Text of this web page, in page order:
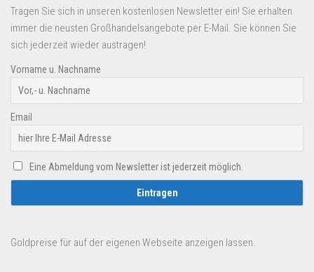
Tragen Sie sich in unseren kostenlosen Newsletter ein! Sie erhalten
immer die neusten Großhandelsangebote per E-Mail. Sie können Sie
sich jederzeit wieder austragen!
Vorname u. Nachname
Email
Eine Abmeldung vom Newsletter ist jederzeit möglich.
Goldpreise für auf der eigenen Webseite anzeigen lassen.